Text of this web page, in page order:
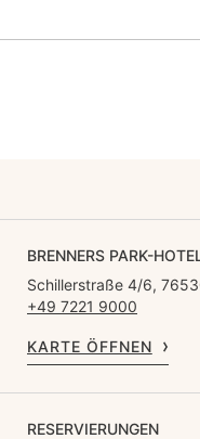
BRENNERS PARK-
Schillerstraße 4/6,
+49 7221 9000
KARTE ÖFFNEN
RESERVIERUNGEN